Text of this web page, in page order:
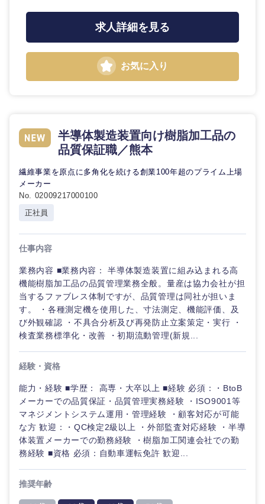
九州・沖縄
福岡県 佐賀県
大分県 宮崎県
鹿児島県 沖縄県
求人詳細を見る
お気に入り
半導体製造装置向け樹脂加工品の
品質保証職／熊本
繊維事業を原点に多角化を続ける創業100年超のプライム上場
メーカー
No. 02009217000100
正社員
仕事内容
業務内容 ■業務内容： 半導体製造装置に組み込まれる高
機能樹脂加工品の品質管理業務全般。量産は協力会社が担
当するファブレス体制ですが、品質管理は同社が担いま
す。 ・各種測定機を使用した、寸法測定、機能評価、及
び外観確認 ・不具合分析及び再発防止立案策定・実行 ・
検査業務標準化・改善 ・初期流動管理(新規...
経験・資格
能力・経験 ■学歴： 高専・大卒以上 ■経験 必須：・BtoB
メーカーでの品質保証・品質管理実務経験 ・ISO9001等
マネジメントシステム運用・管理経験 ・顧客対応が可能
な方 歓迎：・QC検定2級以上 ・外部監査対応経験 ・半導
体装置メーカーでの勤務経験 ・樹脂加工関連会社での勤
務経験 ■資格 必須：自動車運転免許 歓迎...
推奨年齢